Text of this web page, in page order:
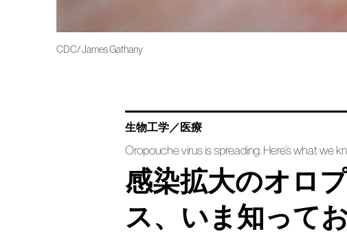
CDC/ James Gathany
生物工学／医療
Oropouche virus is spreading. Here’s what we
感染拡大のオロ
ス、いま知って